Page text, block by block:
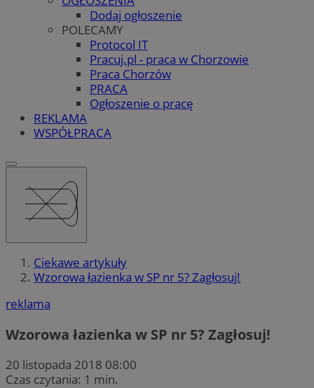
Dodaj ogłoszenie
POLECAMY
Protocol IT
Pracuj.pl - praca w Chorzowie
Praca Chorzów
PRACA
Ogłoszenie o pracę
REKLAMA
WSPÓŁPRACA
Ciekawe artykuły
Wzorowa łazienka w SP nr 5? Zagłosuj!
reklama
Wzorowa łazienka w SP nr 5? Zagłosuj!
20 listopada 2018 08:00
Czas czytania: 1 min.